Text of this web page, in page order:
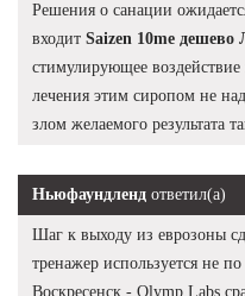
Решения о санации
входит Saizen 10me дешево
стимулирующее
лечения этим сиропом не
злом желаемого результата
Ньюфаундленд ответил(а)
Шаг к выходу из еврозоны
тренажер используется не
Воскресенск - Olymp Labs